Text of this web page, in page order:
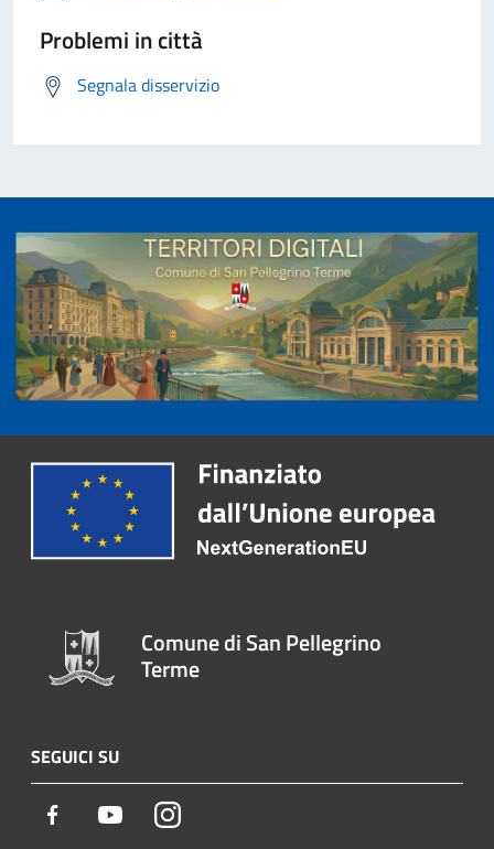
Problemi in città
Segnala disservizio
Comune di San Pellegrino
Terme
SEGUICI SU
Facebook YoutubeInstagram